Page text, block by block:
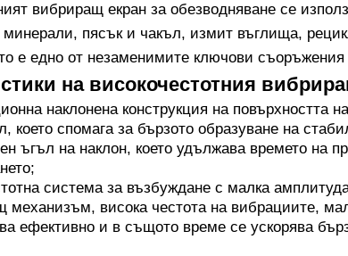
вибриращ екран за обезводняване се
минерали, пясък и чакъл, измит въглища,
е едно от незаменимите ключови
на високочестотния
наклонена конструкция на повърхността
което спомага за бързото образуване на
ъгъл на наклон, което удължава времето на
система за възбуждане с малка
механизъм, висока честота на вибрациите,
ефективно и в същото време се ускорява